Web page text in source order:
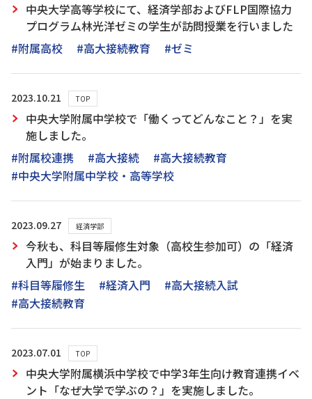
中央大学高等学校にて、経済学部およびFLP国際協力
プログラム林光洋ゼミの学生が訪問授業を行いました
#附属高校
#高大接続教育 #ゼミ
2023.10.21 TOP
中央大学附属中学校で「働くってどんなこと？」を実
施しました。
#附属校連携
#高大接続
#高大接続教育
#中央大学附属中学校・高等学校
2023.09.27 経済学部
今秋も、科目等履修生対象（高校生参加可）の「経済
入門」が始まりました。
#科目等履修生
#経済入門
#高大接続入試
#高大接続教育
2023.07.01 TOP
中央大学附属横浜中学校で中学3年生向け教育連携イベ
ント「なぜ大学で学ぶの？」を実施しました。